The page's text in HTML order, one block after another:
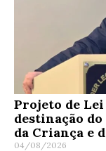
Projeto de
destinação do
da Criança e
04/08/2026